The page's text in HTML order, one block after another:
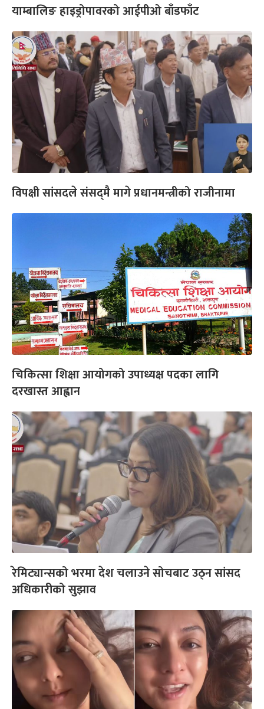
याम्बालिङ हाइड्रोपावरको आईपीओ बाँडफाँट
विपक्षी सांसदले संसद्‌मै मागे प्रधानमन्त्रीको राजीनामा
चिकित्सा शिक्षा आयोगको उपाध्यक्ष पदका लागि
दरखास्त आह्वान
रेमिट्यान्सको भरमा देश चलाउने सोचबाट उठ्न सांसद
अधिकारीको सुझाव